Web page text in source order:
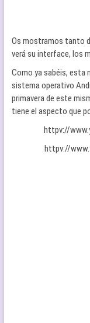
Os mostramos tanto
verá su interface, los
Como ya sabéis, esta
sistema operativo
primavera de este
tiene el aspecto que
httpv://
httpv://